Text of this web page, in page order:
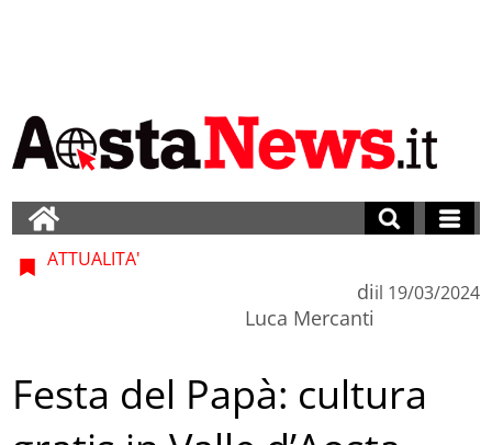
ATTUALITA'
di
Luca Mercanti
il 19/03/2024
Festa del Papà: cultura